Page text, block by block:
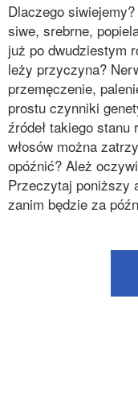
Dlaczego
siwe, srebrne,
już po dwudziestym
leży przyczyna?
przemęczenie,
prostu czynniki
źródeł takiego
włosów można
opóźnić? Ależ
Przeczytaj poniższy
zanim będzie za